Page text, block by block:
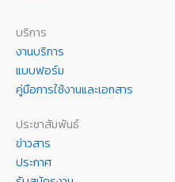
บริการ
งานบริการ
แบบฟอร์ม
คู่มือการใช้งานและเอกสาร
ประชาสัมพันธ์
ข่าวสาร
ประกาศ